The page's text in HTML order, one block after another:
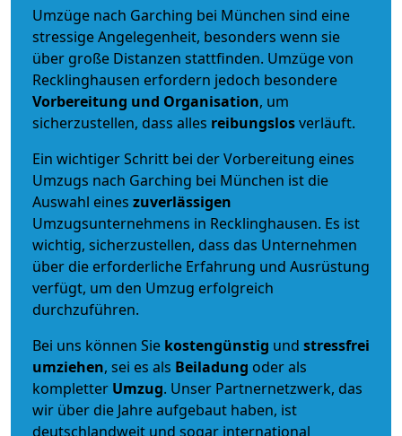
Umzüge nach Garching bei München sind eine
stressige Angelegenheit, besonders wenn sie
über große Distanzen stattfinden. Umzüge von
Recklinghausen erfordern jedoch besondere
Vorbereitung und Organisation, um
sicherzustellen, dass alles reibungslosverläuft.
Ein wichtiger Schritt bei der Vorbereitung eines
Umzugs nach Garching bei München ist die
Auswahl eines zuverlässigen
Umzugsunternehmens in Recklinghausen. Es ist
wichtig, sicherzustellen, dass das Unternehmen
über die erforderliche Erfahrung und Ausrüstung
verfügt, um den Umzug erfolgreich
durchzuführen.
Bei uns können Sie kostengünstig und stressfrei
umziehen, sei es als Beiladung oder als
kompletter Umzug. Unser Partnernetzwerk, das
wir über die Jahre aufgebaut haben, ist
deutschlandweit und sogar international